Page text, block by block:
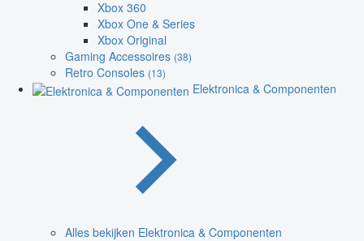
Xbox 360
Xbox One & Series
Xbox Original
Gaming Accessoires (38)
Retro Consoles (13)
Elektronica & Componenten
Alles bekijken Elektronica & Componenten